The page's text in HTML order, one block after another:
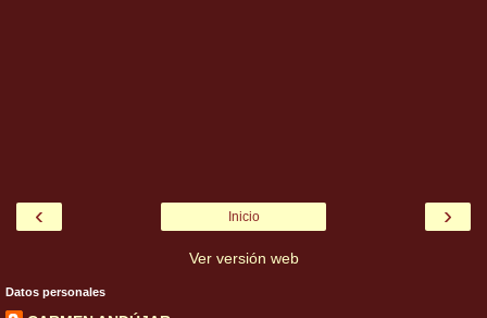
‹ ›
Inicio
Ver versión web
Datos personales